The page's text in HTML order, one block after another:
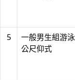
5
一般男生組游
公尺仰式